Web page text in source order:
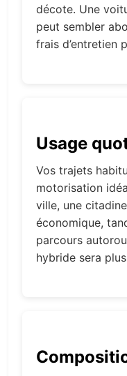
décote. Une
peut sembler
frais d’entretien
Usage
Vos trajets
motorisation
ville, une
économique,
parcours
hybride sera